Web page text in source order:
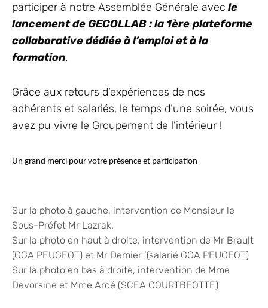
participer à notre Assemblée Générale avec le
lancement de GECOLLAB : la 1ère plateforme
collaborative dédiée à l’emploi et à la
formation.
Grâce aux retours d’expériences de nos
adhérents et salariés, le temps d’une soirée, vous
avez pu vivre le Groupement de l’intérieur !
Un grand merci pour votre présence et participation
Sur la photo à gauche, intervention de Monsieur le
Sous-Préfet Mr Lazrak.
Sur la photo en haut à droite, intervention de Mr Brault
(GGA PEUGEOT) et Mr Demier ‘(salarié GGA PEUGEOT)
Sur la photo en bas à droite, intervention de Mme
Devorsine et Mme Arcé (SCEA COURTBEOTTE)